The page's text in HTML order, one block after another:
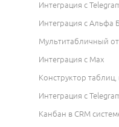
Интеграция с
Интеграция с Альфа
Мультитабличный
Интеграция с Max
Конструктор
Интеграция с
Канбан в CRM